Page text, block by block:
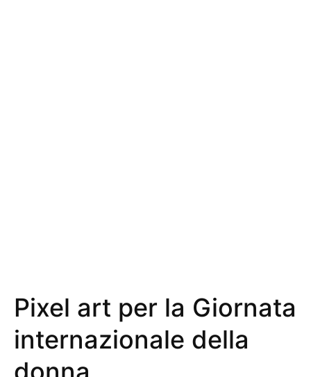
Pixel art per la Giornata
internazionale della